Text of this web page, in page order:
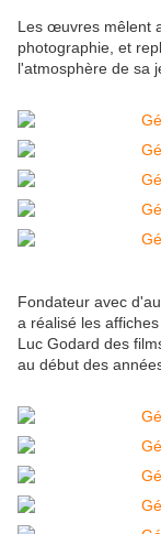
Les œuvres mêlent
photographie, et
l'atmosphère de sa
Fondateur avec
a réalisé les
Luc Godard des
au début des